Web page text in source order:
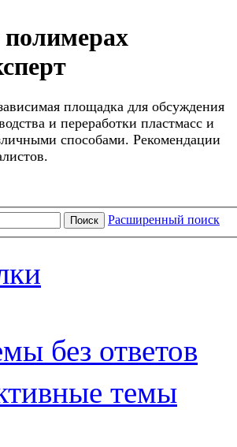
площадка для обсуждения
и переработки пластмасс и
способами. Рекомендации
Поиск Расширенный поиск
без ответов
темы